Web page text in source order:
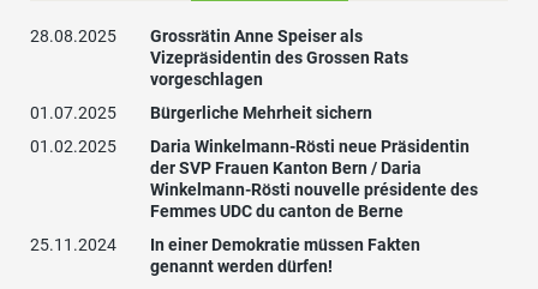
28.08.2025
Grossrätin Anne Speiser als
Vizepräsidentin des Grossen Rats
vorgeschlagen
01.07.2025
Bürgerliche Mehrheit sichern
01.02.2025
Daria Winkelmann-Rösti neue Präsidentin
der SVP Frauen Kanton Bern / Daria
Winkelmann-Rösti nouvelle présidente des
Femmes UDC du canton de Berne
25.11.2024
In einer Demokratie müssen Fakten
genannt werden dürfen!